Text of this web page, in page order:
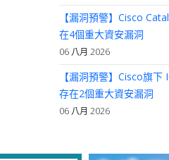
【漏洞預警】Cisco
在4個重大資安漏洞
06 八月 2026
【漏洞預警】Cisco旗下
存在2個重大資安漏洞
06 八月 2026